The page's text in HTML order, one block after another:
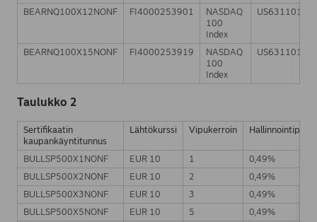
BEARNQ100X12NONF FI4000253901
NASDAQ
100
Index
BEARNQ100X15NONF FI4000253919
NASDAQ
100
Index
Taulukko 2
Sertifikaatin
kaupankäyntitunnus
Lähtökurssi Vipukerroin
BULLSP500X1NONF EUR 10 1
0,49%
BULLSP500X2NONF
EUR 10 2
0,49%
BULLSP500X3NONF
EUR 10 3
0,49%
BULLSP500X5NONF
EUR 10 5
0,49%